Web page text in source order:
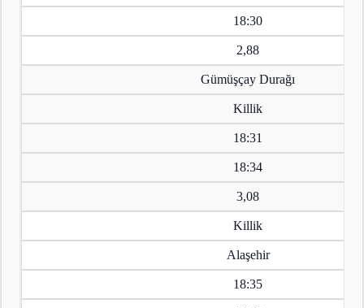
18:30
2,88
Gümüşçay Durağı
Killik
18:31
18:34
3,08
Killik
Alaşehir
18:35